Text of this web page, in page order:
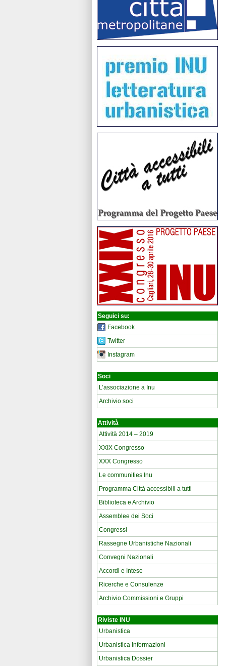
Seguici su:
Facebook
Twitter
Instagram
Soci
L’associazione a Inu
Archivio soci
Attività
Attività 2014 – 2019
XXIX Congresso
XXX Congresso
Le communities Inu
Programma Città accessibili a tutti
Biblioteca e Archivio
Assemblee dei Soci
Congressi
Rassegne Urbanistiche Nazionali
Convegni Nazionali
Accordi e Intese
Ricerche e Consulenze
Archivio Commissioni e Gruppi
Riviste INU
Urbanistica
Urbanistica Informazioni
Urbanistica Dossier